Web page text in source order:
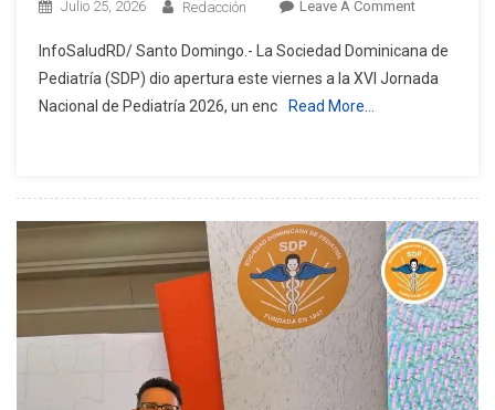
Julio 25, 2026 Redacción Leave A CommentOn
Jornada
Nacional
Centrada
En
Desafíos
Del
Recién
Nacido
InfoSaludRD/ Santo Domingo.- La Sociedad Dominicana de
Pediatría (SDP) dio apertura este viernes a la XVI Jornada
Nacional de Pediatría 2026, un enc
Read More…